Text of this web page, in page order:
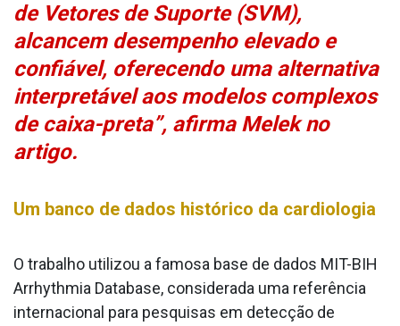
de Vetores de Suporte (SVM),
alcancem desempenho elevado e
confiável, oferecendo uma alternativa
interpretável aos modelos complexos
de caixa-preta”, afirma Melek no
artigo.
Um banco de dados histórico da cardiologia
O trabalho utilizou a famosa base de dados MIT-BIH
Arrhythmia Database, considerada uma referência
internacional para pesquisas em detecção de